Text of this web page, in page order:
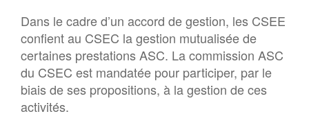
Dans le cadre d’un accord de gestion, les CSEE
confient au CSEC la gestion mutualisée de
certaines prestations ASC. La commission ASC
du CSEC est mandatée pour participer, par le
biais de ses propositions, à la gestion de ces
activités.